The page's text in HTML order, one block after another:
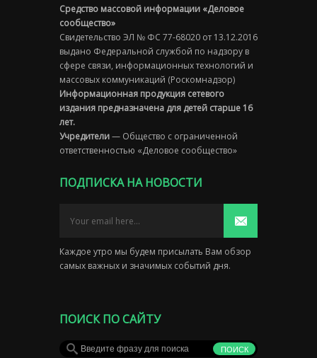
Средство массовой информации «Деловое
сообщество»
Свидетельство ЭЛ № ФС 77-68020 от 13.12.2016
выдано Федеральной службой по надзору в
сфере связи, информационных технологий и
массовых коммуникаций (Роскомнадзор)
Информационная продукция сетевого
издания предназначена для детей старше 16
лет.
Учредители— Общество с ограниченной
ответственностью «Деловое сообщество»
ПОДПИСКА НА НОВОСТИ
Каждое утро мы будем присылать Вам обзор
самых важных и значимых событий дня.
ПОИСК ПО САЙТУ